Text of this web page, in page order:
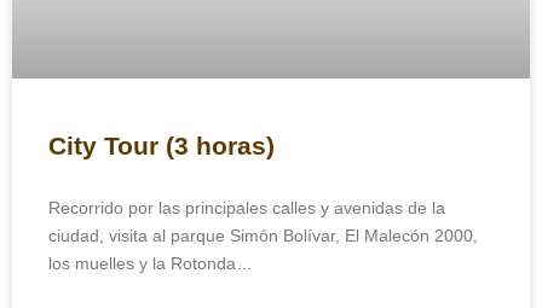
City Tour (3 horas)
Recorrido por las principales calles y avenidas de la
ciudad, visita al parque Simón Bolívar, El Malecón 2000,
los muelles y la Rotonda…